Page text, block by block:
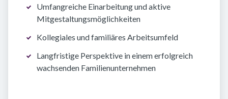
Umfangreiche Einarbeitung und aktive
Mitgestaltungsmöglichkeiten
Kollegiales und familiäres Arbeitsumfeld
Langfristige Perspektive in einem erfolgreich
wachsenden Familienunternehmen